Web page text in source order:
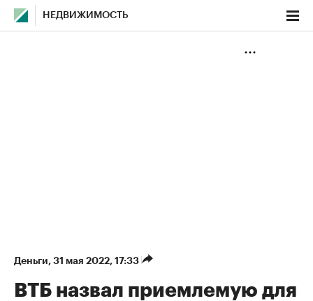
НЕДВИЖИМОСТЬ
Деньги⁠, 31 мая 2022, 17:33
ВТБ назвал приемлемую для